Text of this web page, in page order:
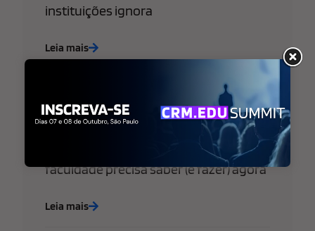
instituições ignora
Leia mais
Estratégia de
Marketing Educacional
WhatsApp libera “@username” para
empresas: o que sua escola ou
faculdade precisa saber (e fazer) agora
Leia mais